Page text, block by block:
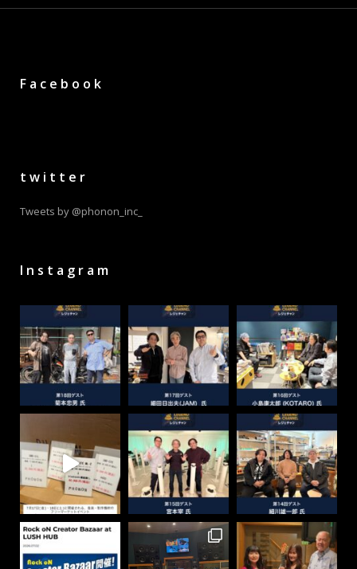
Facebook
twitter
Tweets by @phonon_inc_
Instagram